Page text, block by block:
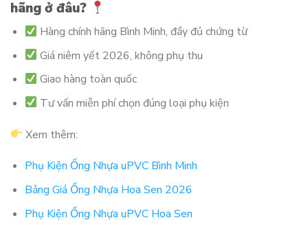
hãng ở đâu?
Hàng chính hãng Bình Minh, đầy đủ chứng từ
Giá niêm yết 2026, không phụ thu
Giao hàng toàn quốc
Tư vấn miễn phí chọn đúng loại phụ kiện
Xem thêm:
Phụ Kiện Ống Nhựa uPVC Bình Minh
Bảng Giá Ống Nhựa Hoa Sen 2026
Phụ Kiện Ống Nhựa uPVC Hoa Sen